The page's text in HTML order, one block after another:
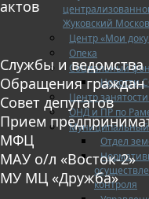
Жуковский
Центр «Мои
Опека
Социальный
Новости
Центр
ОНД и ПР по
Муниципальный
Отдел
контроля
актов
Службы и ведомства
Обращения граждан
Совет депутатов
Прием
МФЦ
МАУ о/л «Восток-2»
МУ МЦ «Дружба»